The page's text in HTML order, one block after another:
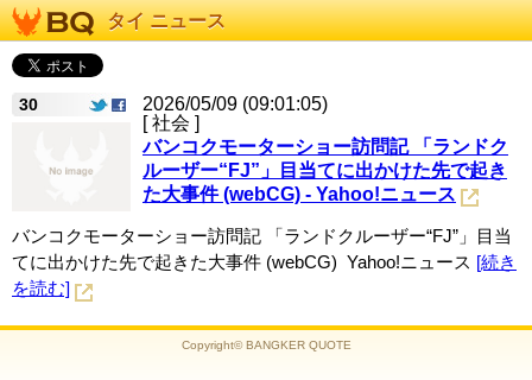
タイ ニュース
30
2026/05/09 (09:01:05)
[ 社会 ]
バンコクモーターショー訪問記 「ランドク
ルーザー“FJ”」目当てに出かけた先で起き
た大事件 (webCG) - Yahoo!ニュース
バンコクモーターショー訪問記 「ランドクルーザー“FJ”」目当
てに出かけた先で起きた大事件 (webCG) Yahoo!ニュース [続き
を読む]
Copyright© BANGKER QUOTE